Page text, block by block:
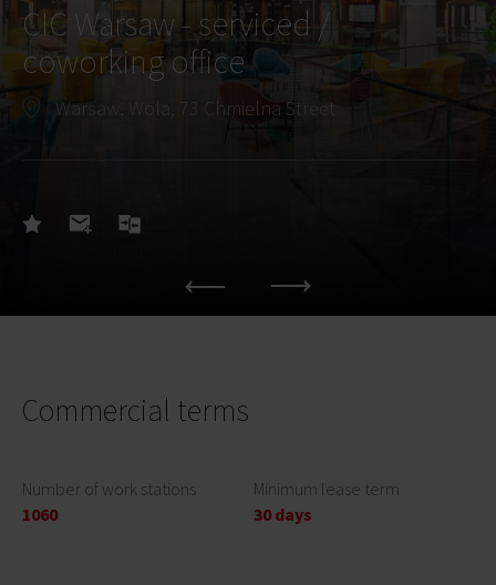
CIC Warsaw - serviced /
coworking office
Warsaw, Wola, 73 Chmielna Street
Commercial terms
Number of work stations
1060
Minimum lease term
30 days